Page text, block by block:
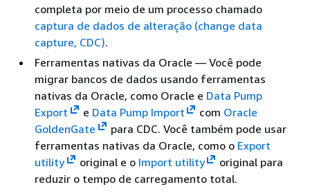
completa por meio de um processo chamado
captura de dados de alteração (change data
capture, CDC).
Ferramentas nativas da Oracle — Você pode
migrar bancos de dados usando ferramentas
nativas da Oracle, como Oracle e Data Pump
Export
e Data Pump Import com Oracle
GoldenGate
para CDC. Você também pode usar
ferramentas nativas da Oracle, como o Export
utility
original e o Import utility
original para
reduzir o tempo de carregamento total.